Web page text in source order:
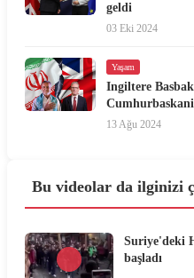
geldi
03 Eki 2024
Yaşam
Ingiltere
13 Ağu 2024
Bu videolar da ilginizi
Suriye'deki
başladı